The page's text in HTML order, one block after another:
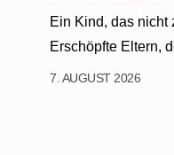
Ein Kind, das nicht
Erschöpfte Eltern,
7. AUGUST 2026